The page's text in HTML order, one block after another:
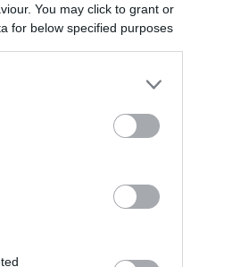
You may click to grant or
for below specified purposes
corrente,
ci sta! Da
Area
Ardesio si